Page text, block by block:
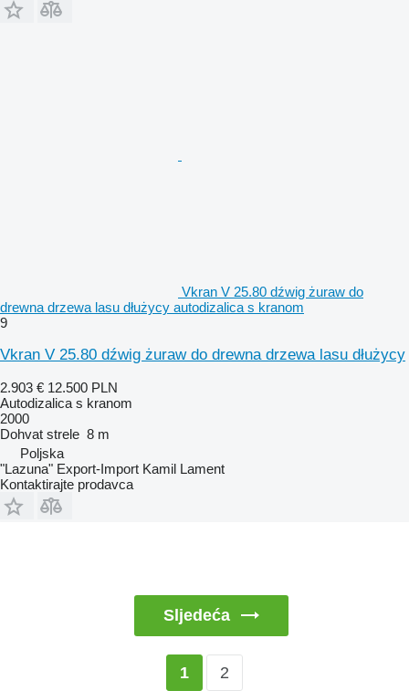
Vkran V 25.80 dźwig żuraw do
drewna drzewa lasu dłużycy autodizalica s kranom
9
Vkran V 25.80 dźwig żuraw do drewna drzewa lasu dłużycy
2.903 € 12.500 PLN
Autodizalica s kranom
2000
Dohvat strele 8 m
Poljska
"Lazuna" Export-Import Kamil Lament
Kontaktirajte prodavca
Sljedeća
1 2